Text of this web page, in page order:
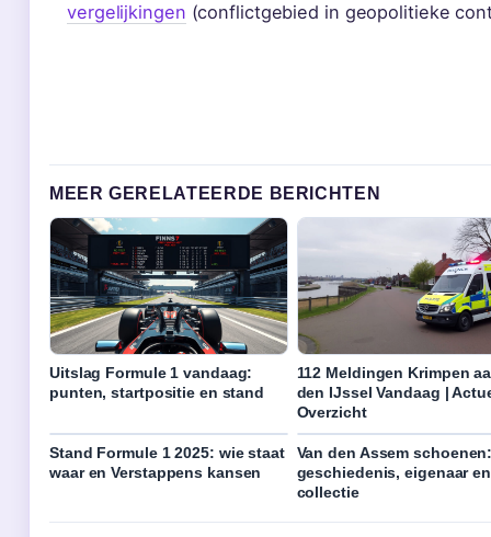
vergelijkingen (conflictgebied in geopolitieke
MEER GERELATEERDE BERICHTEN
Uitslag Formule 1 vandaag:
punten, startpositie en stand
112 Meldingen Krimpen
den IJssel Vandaag |
Overzicht
Stand Formule 1 2025: wie staat
waar en Verstappens kansen
Van den Assem
geschiedenis, eigenaar en
collectie